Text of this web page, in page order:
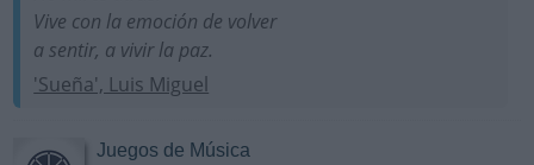
Vive con la emoción de volver
a sentir, a vivir la paz.
'Sueña', Luis Miguel
Juegos de Música